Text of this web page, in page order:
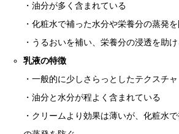
・油分が多く含まれている
・化粧水で補った水分や栄養分の蒸発
・うるおいを補い、栄養分の浸透を助け
乳液の特徴
・一般的に少しさらっとしたテクスチャ
・油分と水分が程よく含まれている
・クリームより効果は薄いが、化粧水